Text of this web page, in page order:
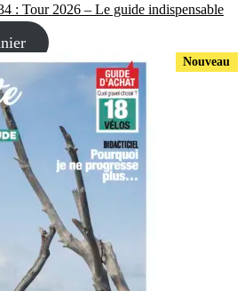
: Tour 2026 – Le guide indispensable
Nouveau